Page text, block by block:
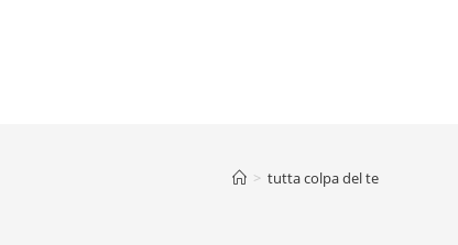
> tutta colpa del te